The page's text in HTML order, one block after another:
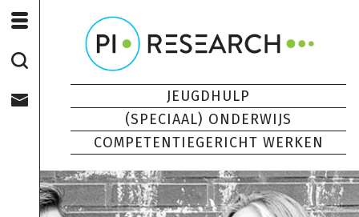
JEUGDHULP
(SPECIAAL) ONDERWIJS
COMPETENTIEGERICHT WERKEN